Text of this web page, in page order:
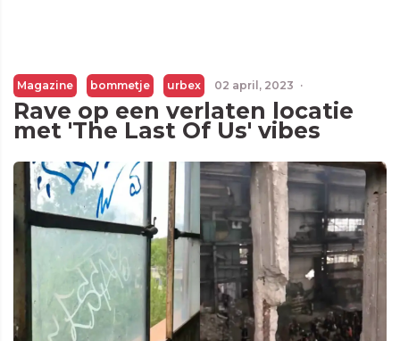
Magazine bommetje urbex 02 april, 2023 ·
Rave op een verlaten locatie
met 'The Last Of Us' vibes